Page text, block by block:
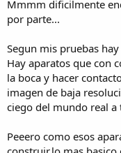
Mmmm dificilmente
por parte...
Segun mis pruebas
Hay aparatos que con
la boca y hacer
imagen de baja
ciego del mundo real a
Peeero como esos